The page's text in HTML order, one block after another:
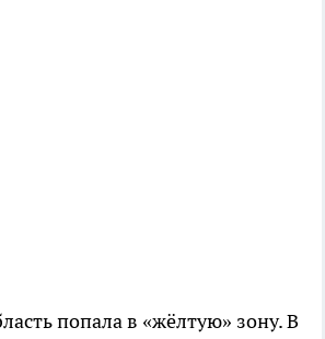
попала в «жёлтую» зону. В